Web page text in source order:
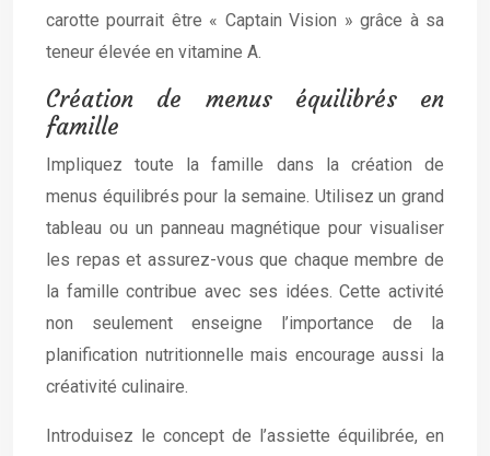
carotte pourrait être « Captain Vision » grâce à sa
teneur élevée en vitamine A.
Création de menus équilibrés en
famille
Impliquez toute la famille dans la création de
menus équilibrés pour la semaine. Utilisez un grand
tableau ou un panneau magnétique pour visualiser
les repas et assurez-vous que chaque membre de
la famille contribue avec ses idées. Cette activité
non seulement enseigne l’importance de la
planification nutritionnelle mais encourage aussi la
créativité culinaire.
Introduisez le concept de l’assiette équilibrée, en